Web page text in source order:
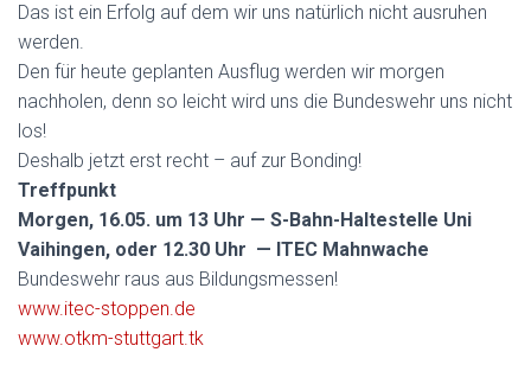
Das ist ein Erfolg auf dem wir uns natürlich nicht ausruhen
werden.
Den für heute geplanten Ausflug werden wir morgen
nachholen, denn so leicht wird uns die Bundeswehr uns nicht
los!
Deshalb jetzt erst recht – auf zur Bonding!
Treffpunkt
Morgen, 16.05. um 13 Uhr — S-Bahn-Haltestelle Uni
Vaihingen, oder 12.30 Uhr — ITEC Mahnwache
Bundeswehr raus aus Bildungsmessen!
www.itec-stoppen.de
www.otkm-stuttgart.tk